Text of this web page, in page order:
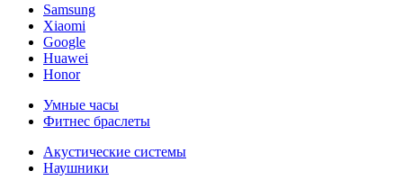
Samsung
Xiaomi
Google
Huawei
Honor
Умные часы
Фитнес браслеты
Акустические системы
Наушники